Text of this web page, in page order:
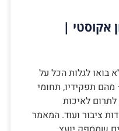
אקוסטי |
בואו לגלות הכל על
תפקידיו, תחומי
לאיכות
ציבור ועוד. המאמר